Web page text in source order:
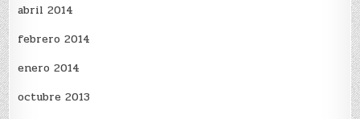
abril 2014
febrero 2014
enero 2014
octubre 2013